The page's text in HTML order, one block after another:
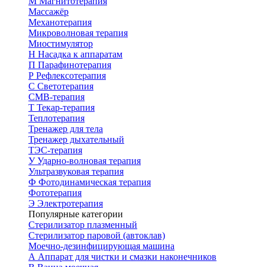
Массажёр
Механотерапия
Микроволновая терапия
Миостимулятор
Н Насадка к аппаратам
П Парафинотерапия
Р Рефлексотерапия
С Светотерапия
СМВ-терапия
Т Текар-терапия
Теплотерапия
Тренажер для тела
Тренажер дыхательный
ТЭС-терапия
УУдарно-волновая терапия
Ультразвуковая терапия
Ф Фотодинамическая терапия
Фототерапия
Э Электротерапия
Популярные категории
Стерилизатор плазменный
Стерилизатор паровой (автоклав)
Моечно-дезинфицирующая машина
А Аппарат для чистки и смазки наконечников